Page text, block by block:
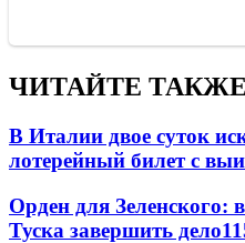
ЧИТАЙТЕ ТАКЖЕ
В Италии двое суток
лотерейный билет с
Орден для Зеленского:
Туска завершить дело